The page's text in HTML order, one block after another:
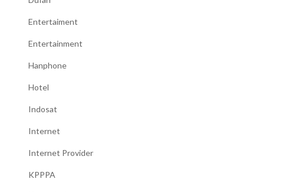
Entertaiment
Entertainment
Hanphone
Hotel
Indosat
Internet
Internet Provider
KPPPA